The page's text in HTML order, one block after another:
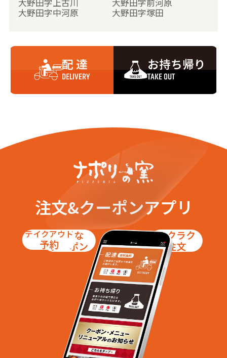
大野田字上古川
大野田字前河原
大野田字中河原
大野田字塚田
大野田字土手前
鈎取３丁目
鈎取４丁目
鈎取字一本杉
鈎取字御堂平
鈎取字向原前
鈎取字新田町
鈎取字谷地田
鈎取字青木塒
鈎取字西根添
鈎取字東根添
恵和町
郡山１丁目
郡山２丁目
郡山５丁目
郡山７丁目
金剛沢１丁目
金剛沢３丁目
砂押南町
諏訪町
太子堂
土手内１丁目
土手内３丁目
富沢１丁目
富沢２丁目
富沢３丁目
富沢４丁目
富沢西１丁目
富沢西２丁目
富沢西４丁目
富沢字下ノ内
富沢字外河原
富沢字舘東
富沢字熊ノ前
富沢字松山
富沢字川前浦
富沢字川前東
富沢字前小路
富沢字鍛冶屋敷
富沢字鍛冶屋敷前
配 達
DELIVERY
お持ち帰り
TAKE OUT
注文&クーポンアプリ
お得な
クーポン
テイクアウト
予約
ラクラク
注文